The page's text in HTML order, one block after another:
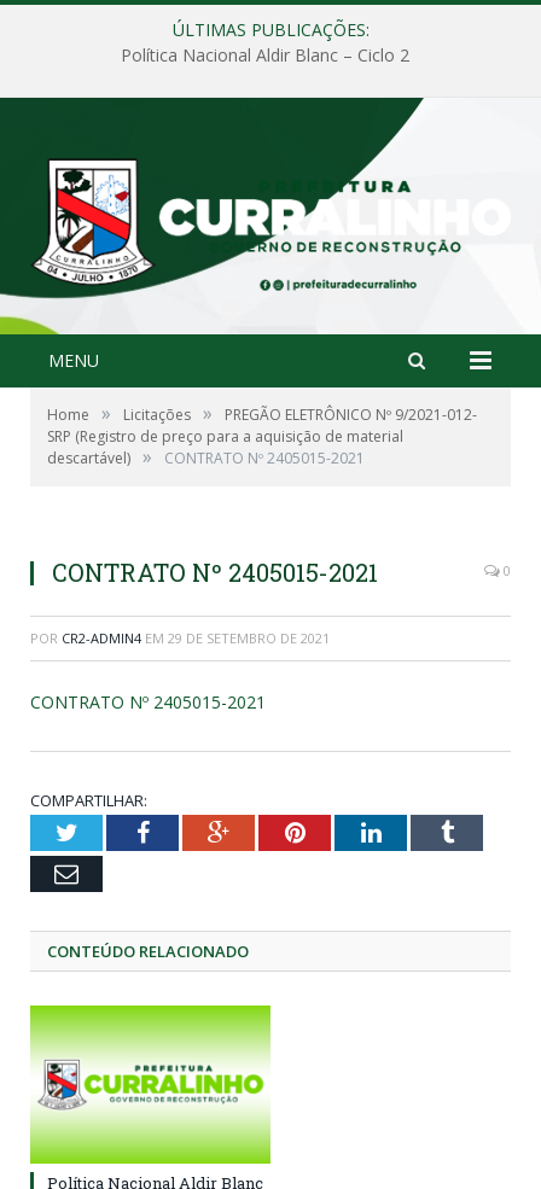
ÚLTIMAS PUBLICAÇÕES:
Política Nacional Aldir Blanc – Ciclo 2
MENU
Home » Licitações »
PREGÃO ELETRÔNICO Nº 9/2021-012-
SRP (Registro de preço para a aquisição de material
descartável) » CONTRATO Nº 2405015-2021
CONTRATO Nº 2405015-2021 0
POR CR2-ADMIN4 EM 29 DE SETEMBRO DE 2021
CONTRATO Nº 2405015-2021
COMPARTILHAR:
TwitterFacebookGoogle+PinterestLinkedInTumblr
Email
CONTEÚDO RELACIONADO
Política Nacional Aldir Blanc